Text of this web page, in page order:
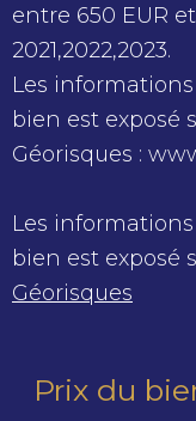
entre 650 EUR
2021,2022,2023.
Les
bien est exposé
Géorisques :
Les
bien est exposé
Géorisques
Prix du